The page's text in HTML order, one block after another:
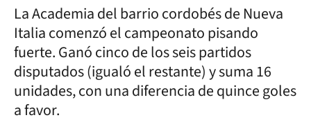
La Academia del barrio cordobés de Nueva
Italia comenzó el campeonato pisando
fuerte. Ganó cinco de los seis partidos
disputados (igualó el restante) y suma 16
unidades, con una diferencia de quince goles
a favor.